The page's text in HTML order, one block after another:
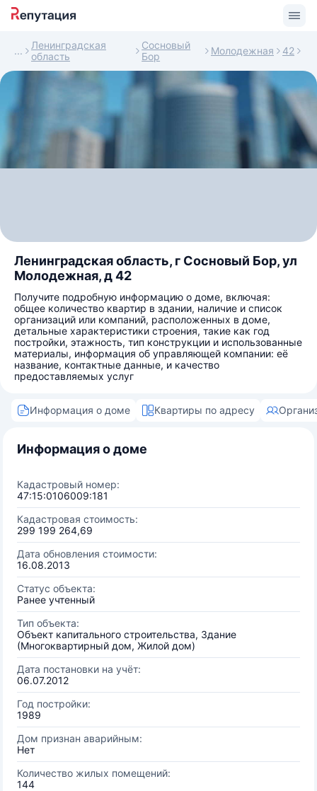
Ленинградская
область
Сосновый
Бор
Молодежная 42
Ленинградская область, г Сосновый Бор, ул
Молодежная, д 42
Получите подробную информацию о доме, включая:
общее количество квартир в здании, наличие и список
организаций или компаний, расположенных в доме,
детальные характеристики строения, такие как год
постройки, этажность, тип конструкции и использованные
материалы, информация об управляющей компании: её
название, контактные данные, и качество
предоставляемых услуг
Информация о доме Квартиры по адресу
Информация о доме
Кадастровый номер:
47:15:0106009:181
Кадастровая стоимость:
299 199 264,69
Дата обновления стоимости:
16.08.2013
Статус объекта:
Ранее учтенный
Тип объекта:
Объект капитального строительства, Здание
(Многоквартирный дом, Жилой дом)
Дата постановки на учёт:
06.07.2012
Год постройки:
1989
Дом признан аварийным:
Нет
Количество жилых помещений:
144